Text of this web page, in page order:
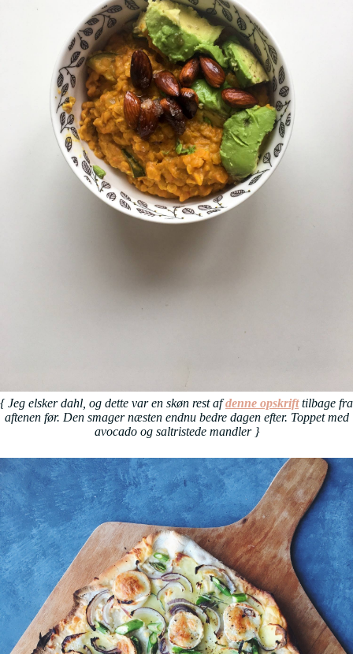
{ Jeg elsker dahl, og dette var en skøn rest afdenne opskrifttilbage fra
aftenen før. Den smager næsten endnu bedre dagen efter. Toppet med
avocado og saltristede mandler }